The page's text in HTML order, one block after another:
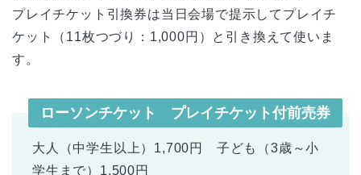
プレイチケット引換券は当日会場で提示してプレイチ
ケット（11枚つづり：1,000円）と引き換えて使いま
す。
ローソンチケット プレイチケット付前売券
大人（中学生以上）1,700円 子ども（3歳～小
学生まで）1,500円